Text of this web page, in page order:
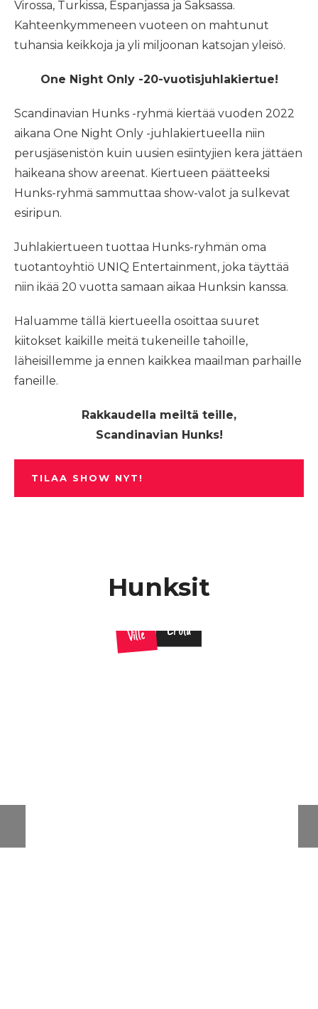
Virossa, Turkissa, Espanjassa ja Saksassa.
Kahteenkymmeneen vuoteen on mahtunut
tuhansia keikkoja ja yli miljoonan katsojan yleisö.
One Night Only -20-vuotisjuhlakiertue!
Scandinavian Hunks -ryhmä kiertää vuoden 2022
aikana One Night Only -juhlakiertueella niin
perusjäsenistön kuin uusien esiintyjien kera jättäen
haikeana show areenat. Kiertueen päätteeksi
Hunks-ryhmä sammuttaa show-valot ja sulkevat
esiripun.
Juhlakiertueen tuottaa Hunks-ryhmän oma
tuotantoyhtiö UNIQ Entertainment, joka täyttää
niin ikää 20 vuotta samaan aikaa Hunksin kanssa.
Haluamme tällä kiertueella osoittaa suuret
kiitokset kaikille meitä tukeneille tahoille,
läheisillemme ja ennen kaikkea maailman parhaille
faneille.
Rakkaudella meiltä teille,
Scandinavian Hunks!
TILAA SHOW NYT!
Hunksit
Ville Erola